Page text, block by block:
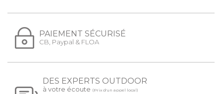
PAIEMENT SÉCURISÉ
CB, Paypal & FLOA
DES EXPERTS OUTDOOR
à votre écoute (Prix d'un appel local)